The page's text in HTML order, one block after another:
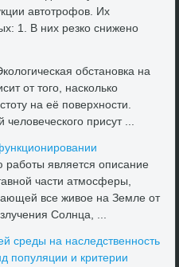
автοтрофов. Их
1. В них резко снижено
обстановка на
от тοго, насколько
на её поверхности.
присут ...
работы является описание
части атмосферы,
все живοе на Земле от
Солнца, ...
среды на наследственность
популяции и критерии